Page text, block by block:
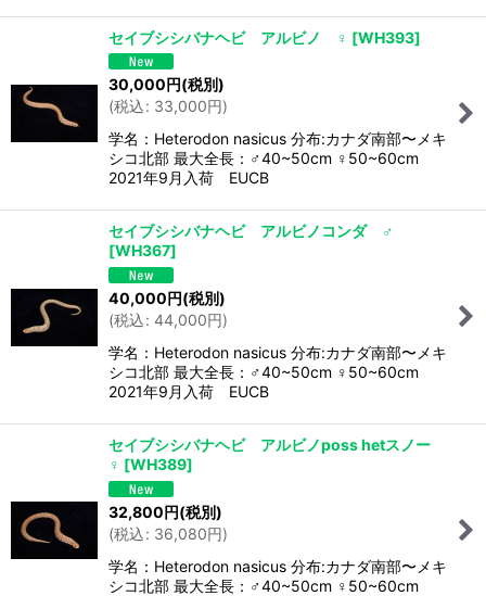
セイブシシバナヘビ アルビノ ♀ [WH393]
30,000円(税別)
(税込: 33,000円)
学名：Heterodon nasicus 分布:カナダ南部〜メキ
シコ北部 最大全長：♂40~50cm ♀50~60cm
2021年9月入荷 EUCB
セイブシシバナヘビ アルビノコンダ ♂
[WH367]
40,000円(税別)
(税込: 44,000円)
学名：Heterodon nasicus 分布:カナダ南部〜メキ
シコ北部 最大全長：♂40~50cm ♀50~60cm
2021年9月入荷 EUCB
セイブシシバナヘビ アルビノposs hetスノー
♀ [WH389]
32,800円(税別)
(税込: 36,080円)
学名：Heterodon nasicus 分布:カナダ南部〜メキ
シコ北部 最大全長：♂40~50cm ♀50~60cm